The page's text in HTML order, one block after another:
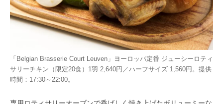
「Belgian Brasserie Court Leuven」ヨーロッパ定番 ジューシーロティ
サリーチキン（限定20食）1羽 2,640円／ハーフサイズ 1,560円。提供
時間：17:30～22:00。